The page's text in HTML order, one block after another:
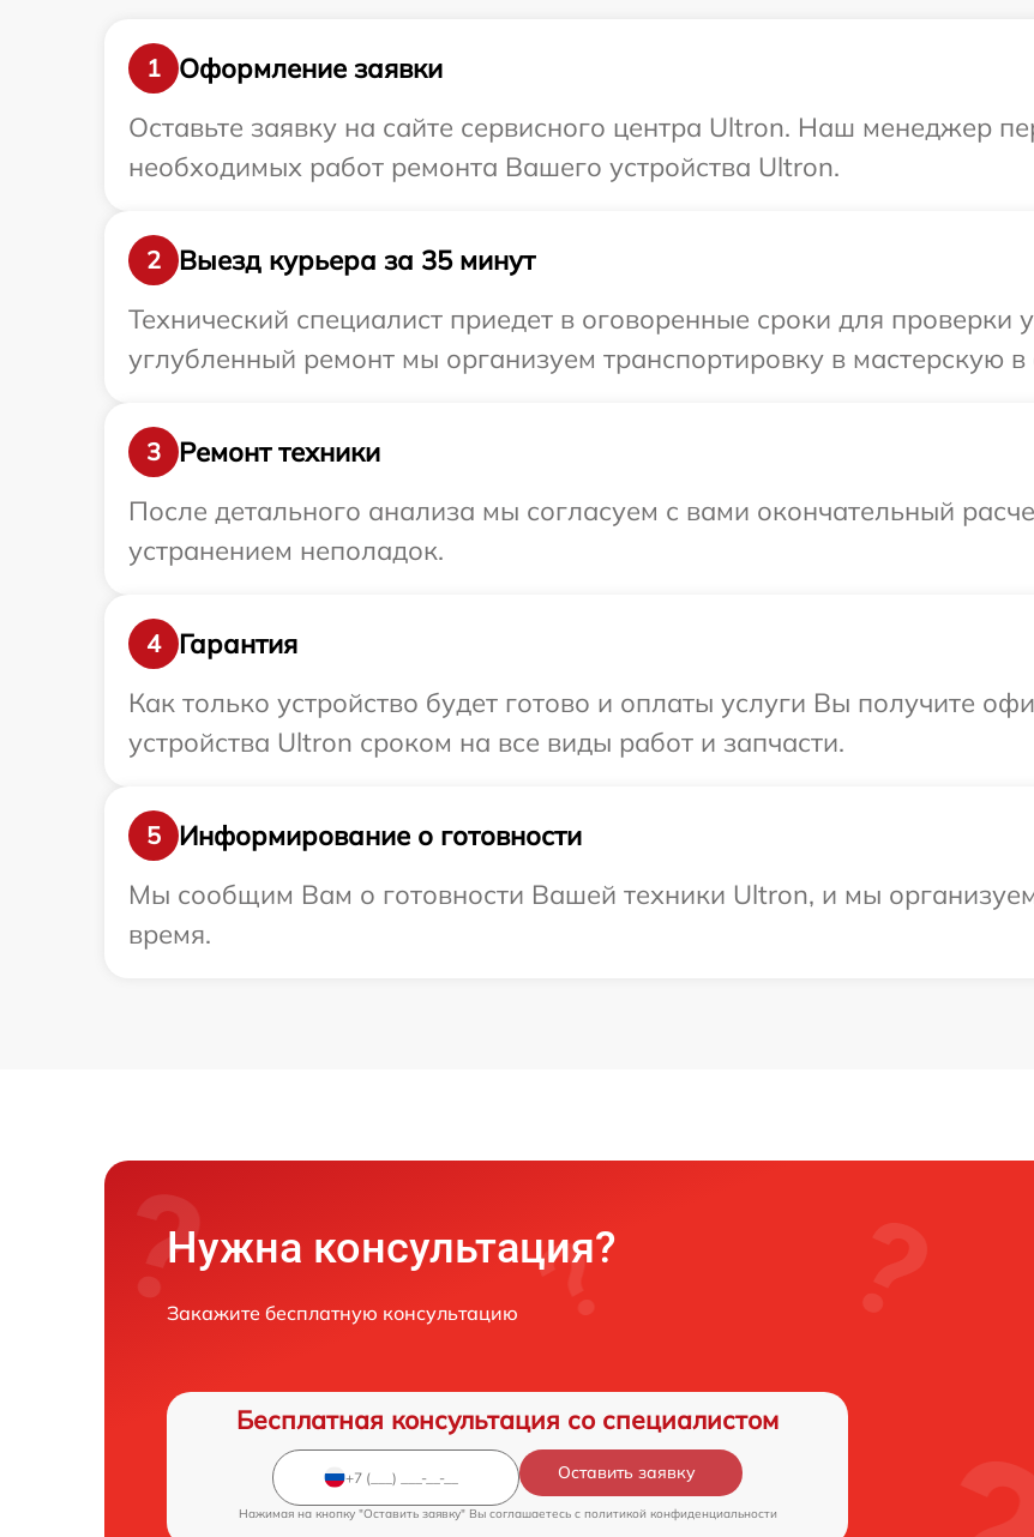
1
Оформление заявки
Оставьте заявку на сайте сервисного центра Ultron. Наш менеджер
необходимых работ ремонта Вашего устройства Ultron.
2
Выезд курьера за 35 минут
Технический специалист приедет в оговоренные сроки для проверки
углубленный ремонт мы организуем транспортировку в мастерскую
3
Ремонт техники
После детального анализа мы согласуем с вами окончательный
устранением неполадок.
4
Гарантия
Как только устройство будет готово и оплаты услуги Вы получите
устройства Ultron сроком на все виды работ и запчасти.
5
Информирование о готовности
Мы сообщим Вам о готовности Вашей техники Ultron, и мы
время.
Нужна консультация?
Закажите бесплатную консультацию
Бесплатная консультация со специалистом
Оставить заявку
Нажимая на кнопку "Оставить заявку" Вы соглашаетесь c политикой конфиденциальности